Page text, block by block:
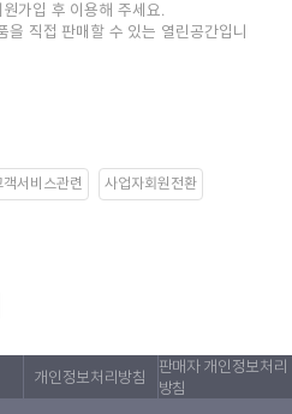
가입 후 이용해 주세요.
직접 판매할 수 있는 열린공간입니
객서비스관련 사업자회원전환
개인정보처리방침
판매자 개인정보처리
방침